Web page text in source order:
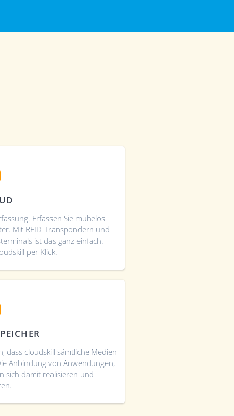
Erfassen Sie mühelos
Mit RFID-Transpondern und
ist das ganz einfach.
per Klick.
dass cloudskill sämtliche Medien
Anbindung von Anwendungen,
sich damit realisieren und